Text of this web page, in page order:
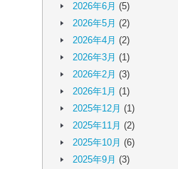
2026年6月 (5)
2026年5月 (2)
2026年4月 (2)
2026年3月 (1)
2026年2月 (3)
2026年1月 (1)
2025年12月 (1)
2025年11月 (2)
2025年10月 (6)
2025年9月 (3)